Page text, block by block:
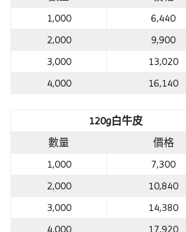
1,000
6,440
2,000
9,900
3,000
13,020
4,000
16,140
120g白牛皮
數量
價格
1,000
7,300
2,000
10,840
3,000
14,380
4,000
17,920